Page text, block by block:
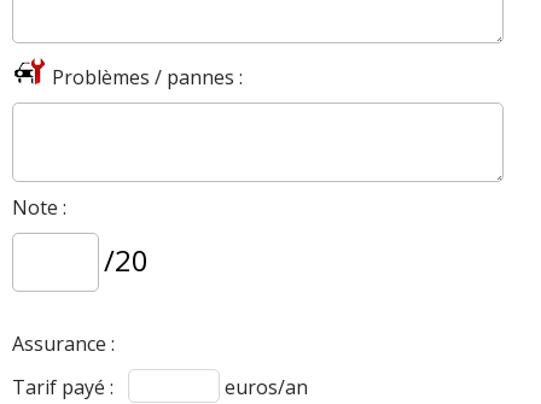
Problèmes / pannes :
Note :
/20
Assurance :
Tarif payé :
euros/an